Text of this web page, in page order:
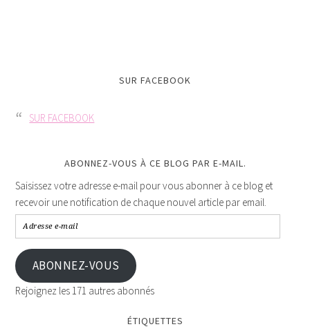
SUR FACEBOOK
SUR FACEBOOK
ABONNEZ-VOUS À CE BLOG PAR E-MAIL.
Saisissez votre adresse e-mail pour vous abonner à ce blog et
recevoir une notification de chaque nouvel article par email.
ABONNEZ-VOUS
Rejoignez les 171 autres abonnés
ÉTIQUETTES